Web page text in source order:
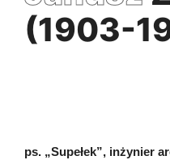
(1903-
ps. „Supełek”, inżynier